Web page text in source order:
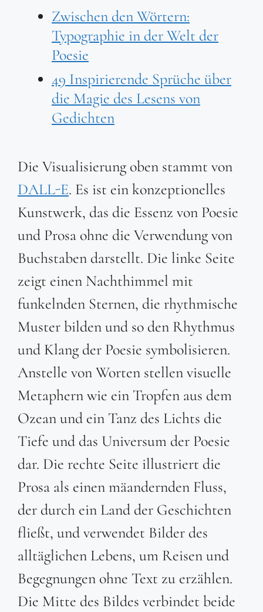
Zwischen den Wörtern:
Typographie in der Welt der
Poesie
49 Inspirierende Sprüche über
die Magie des Lesens von
Gedichten
Die Visualisierung oben stammt von
DALL-E. Es ist ein konzeptionelles
Kunstwerk, das die Essenz von Poesie
und Prosa ohne die Verwendung von
Buchstaben darstellt. Die linke Seite
zeigt einen Nachthimmel mit
funkelnden Sternen, die rhythmische
Muster bilden und so den Rhythmus
und Klang der Poesie symbolisieren.
Anstelle von Worten stellen visuelle
Metaphern wie ein Tropfen aus dem
Ozean und ein Tanz des Lichts die
Tiefe und das Universum der Poesie
dar. Die rechte Seite illustriert die
Prosa als einen mäandernden Fluss,
der durch ein Land der Geschichten
fließt, und verwendet Bilder des
alltäglichen Lebens, um Reisen und
Begegnungen ohne Text zu erzählen.
Die Mitte des Bildes verbindet beide